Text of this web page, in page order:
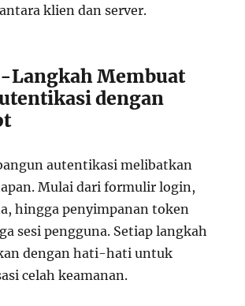
klien dan server.
Langkah Membuat
dengan
autentikasi melibatkan
Mulai dari formulir login,
hingga penyimpanan token
sesi pengguna. Setiap langkah
dengan hati-hati untuk
celah keamanan.